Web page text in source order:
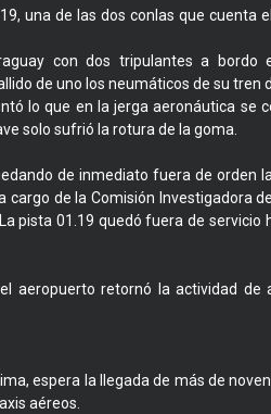
una de las dos conlas que cuenta
con dos tripulantes a bordo
de uno los neumáticos de su tren
lo que en la jerga aeronáutica se
solo sufrió la rotura de la goma.
de inmediato fuera de orden
de la Comisión Investigadora
pista 01.19 quedó fuera de servicio
aeropuerto retornó la actividad de
espera la llegada de más de
aéreos.